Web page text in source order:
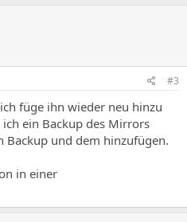
#3
füge ihn wieder neu hinzu
ein Backup des Mirrors
Backup und dem hinzufügen.
in einer